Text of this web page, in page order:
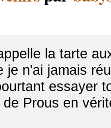
la tarte
je n'ai jamais
essayer
de Prous en